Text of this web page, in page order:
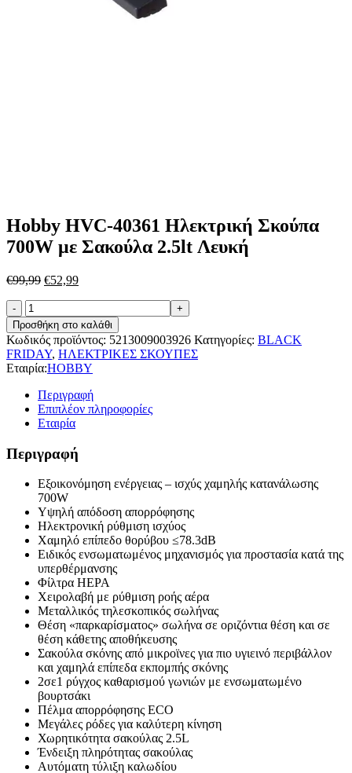
Hobby HVC-40361 Ηλεκτρική Σκούπα
700W με Σακούλα 2.5lt Λευκή
€99,99 Original
€99,99.
€52,99Η
είναι:
€52,99.
Hobby
HVC-
40361
Ηλεκτρική
Σκούπα
700W
με
Σακούλα
2.5lt
Λευκή
Προσθήκη στο καλάθι
Κωδικός προϊόντος: 5213009003926 Κατηγορίες: BLACK
FRIDAY, ΗΛΕΚΤΡΙΚΕΣ ΣΚΟΥΠΕΣ
Εταιρία:HOBBY
Περιγραφή
Επιπλέον πληροφορίες
Εταιρία
Περιγραφή
Εξοικονόμηση ενέργειας – ισχύς χαμηλής κατανάλωσης
700W
Υψηλή απόδοση απορρόφησης
Ηλεκτρονική ρύθμιση ισχύος
Χαμηλό επίπεδο θορύβου ≤78.3dB
Ειδικός ενσωματωμένος μηχανισμός για προστασία κατά της
υπερθέρμανσης
Φίλτρα HEPA
Χειρολαβή με ρύθμιση ροής αέρα
Μεταλλικός τηλεσκοπικός σωλήνας
Θέση «παρκαρίσματος» σωλήνα σε οριζόντια θέση και σε
θέση κάθετης αποθήκευσης
Σακούλα σκόνης από μικροϊνες για πιο υγιεινό περιβάλλον
και χαμηλά επίπεδα εκπομπής σκόνης
2σε1 ρύγχος καθαρισμού γωνιών με ενσωματωμένο
βουρτσάκι
Πέλμα απορρόφησης ECO
Μεγάλες ρόδες για καλύτερη κίνηση
Χωρητικότητα σακούλας 2.5L
Ένδειξη πληρότητας σακούλας
Αυτόματη τύλιξη καλωδίου